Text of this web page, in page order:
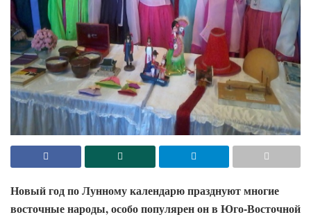
Новый год по Лунному календарю празднуют многие
восточные народы, особо популярен он в Юго-Восточной